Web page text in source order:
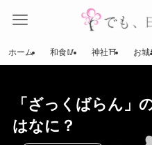
ホーム 和食🥢 神社⛩ お城
「ざっくばらん」
はなに？